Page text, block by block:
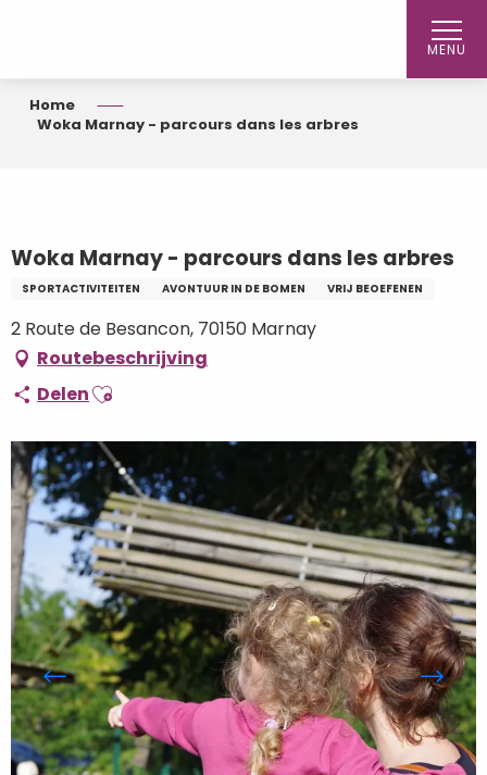
MENU
Home
Woka Marnay - parcours dans les arbres
Woka Marnay - parcours dans les arbres
SPORTACTIVITEITEN AVONTUUR IN DE BOMEN VRIJ BEOEFENEN
2 Route de Besancon, 70150 Marnay
Routebeschrijving
DelenAjouter aux favoris